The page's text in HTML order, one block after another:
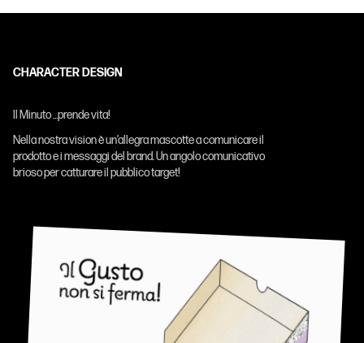
CHARACTER DESIGN
Il Minuto …prende vita!
Nella nostra vision è un’allegra mascotte a comunicare il
prodotto e i messaggi del brand. Un angolo comunicativo
brioso per catturare il pubblico target!